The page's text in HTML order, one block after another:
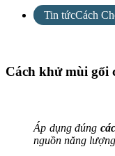
Tin tứcCách
Cách khử mùi gối
Áp dụng đúng
nguồn năng